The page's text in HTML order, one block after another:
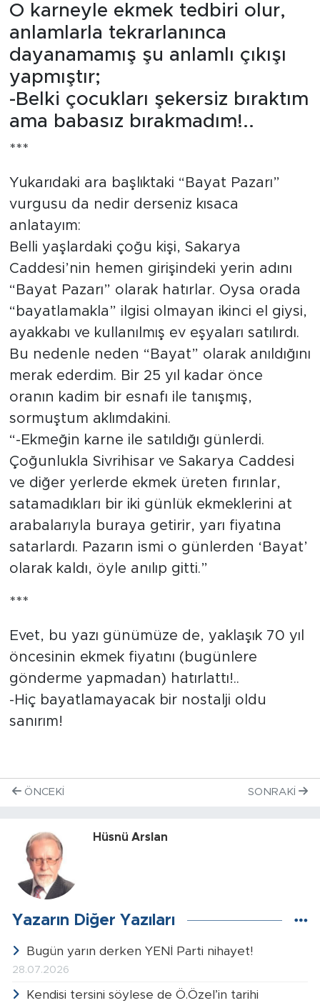
O karneyle ekmek tedbiri olur,
anlamlarla tekrarlanınca
dayanamamış şu anlamlı çıkışı
yapmıştır;
-Belki çocukları şekersiz bıraktım
ama babasız bırakmadım!..
***
Yukarıdaki ara başlıktaki “Bayat Pazarı”
vurgusu da nedir derseniz kısaca
anlatayım:
Belli yaşlardaki çoğu kişi, Sakarya
Caddesi’nin hemen girişindeki yerin adını
“Bayat Pazarı” olarak hatırlar. Oysa orada
“bayatlamakla” ilgisi olmayan ikinci el giysi,
ayakkabı ve kullanılmış ev eşyaları satılırdı.
Bu nedenle neden “Bayat” olarak anıldığını
merak ederdim. Bir 25 yıl kadar önce
oranın kadim bir esnafı ile tanışmış,
sormuştum aklımdakini.
“-Ekmeğin karne ile satıldığı günlerdi.
Çoğunlukla Sivrihisar ve Sakarya Caddesi
ve diğer yerlerde ekmek üreten fırınlar,
satamadıkları bir iki günlük ekmeklerini at
arabalarıyla buraya getirir, yarı fiyatına
satarlardı. Pazarın ismi o günlerden ‘Bayat’
olarak kaldı, öyle anılıp gitti.”
***
Evet, bu yazı günümüze de, yaklaşık 70 yıl
öncesinin ekmek fiyatını (bugünlere
gönderme yapmadan) hatırlattı!..
-Hiç bayatlamayacak bir nostalji oldu
sanırım!
ÖNCEKI SONRAKI
Hüsnü Arslan
Yazarın Diğer Yazıları
Bugün yarın derken YENİ Parti nihayet!
28.07.2026
Kendisi tersini söylese de Ö.Özel’in tarihi